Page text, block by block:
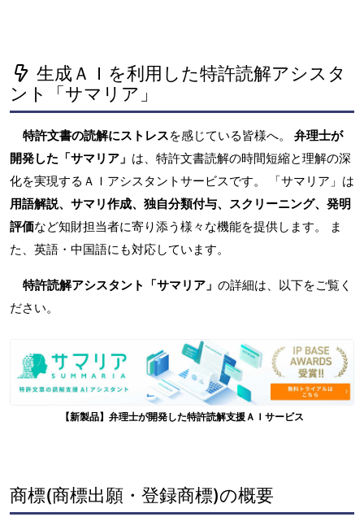
生成ＡＩを利用した特許読解アシスタ
ント「サマリア」
特許文書の読解にストレスを感じている皆様へ。 弁理士が
開発した「サマリア」 は、特許文書読解の時間短縮と理解の深
化を実現するＡＩアシスタントサービスです。 「サマリア」は
用語解説、サマリ作成、独自分類付与、スクリーニング、発明
評価など知財担当者に寄り添う様々な機能を提供します。 ま
た、英語・中国語にも対応しています。
特許読解アシスタント「サマリア」 の詳細は、以下をご覧く
ださい。
【新製品】弁理士が開発した特許読解支援ＡＩサービス
商標(商標出願・登録商標)の概要